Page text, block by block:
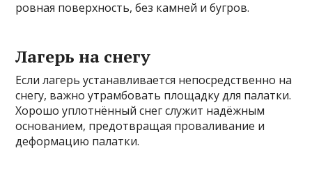
ровная поверхность, без камней и бугров.
Лагерь на снегу
Если лагерь устанавливается непосредственно на
снегу, важно утрамбовать площадку для палатки.
Хорошо уплотнённый снег служит надёжным
основанием, предотвращая проваливание и
деформацию палатки.